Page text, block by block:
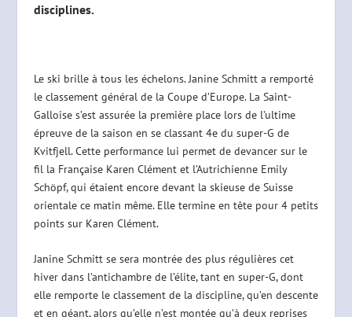
disciplines.
Le ski brille à tous les échelons. Janine Schmitt a remporté
le classement général de la Coupe d’Europe. La Saint-
Galloise s’est assurée la première place lors de l’ultime
épreuve de la saison en se classant 4e du super-G de
Kvitfjell. Cette performance lui permet de devancer sur le
fil la Française Karen Clément et l’Autrichienne Emily
Schöpf, qui étaient encore devant la skieuse de Suisse
orientale ce matin même. Elle termine en tête pour 4 petits
points sur Karen Clément.
Janine Schmitt se sera montrée des plus régulières cet
hiver dans l’antichambre de l’élite, tant en super-G, dont
elle remporte le classement de la discipline, qu’en descente
et en géant, alors qu’elle n’est montée qu’à deux reprises